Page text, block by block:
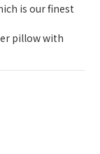
is our finest
pillow with